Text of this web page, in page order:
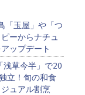
「玉屋」や「つ
ーからナチュ
ップデート
浅草今半」で20
立！旬の和食
ュアル割烹